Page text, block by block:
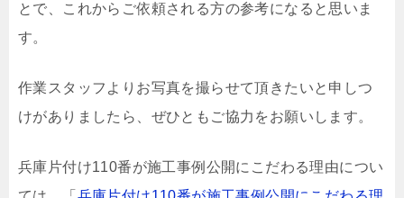
とで、これからご依頼される方の参考になると思いま
す。
作業スタッフよりお写真を撮らせて頂きたいと申しつ
けがありましたら、ぜひともご協力をお願いします。
兵庫片付け110番が施工事例公開にこだわる理由につい